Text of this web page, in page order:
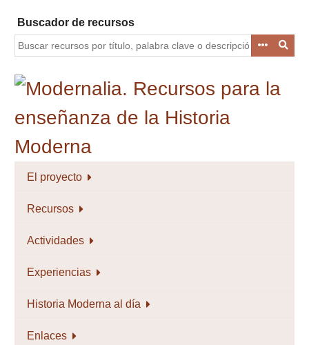
contenido
principal
Buscador de recursos
El proyecto
Recursos
Actividades
Experiencias
Historia Moderna al día
Enlaces